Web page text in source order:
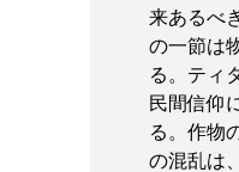
来あるべ
の一節は
る。ティ
民間信仰
る。作物
の混乱は